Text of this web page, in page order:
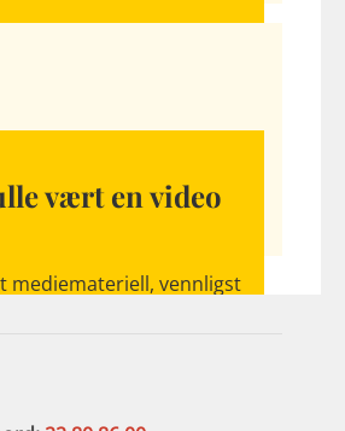
mediemateriell, vennligst
vært en video
mediemateriell, vennligst